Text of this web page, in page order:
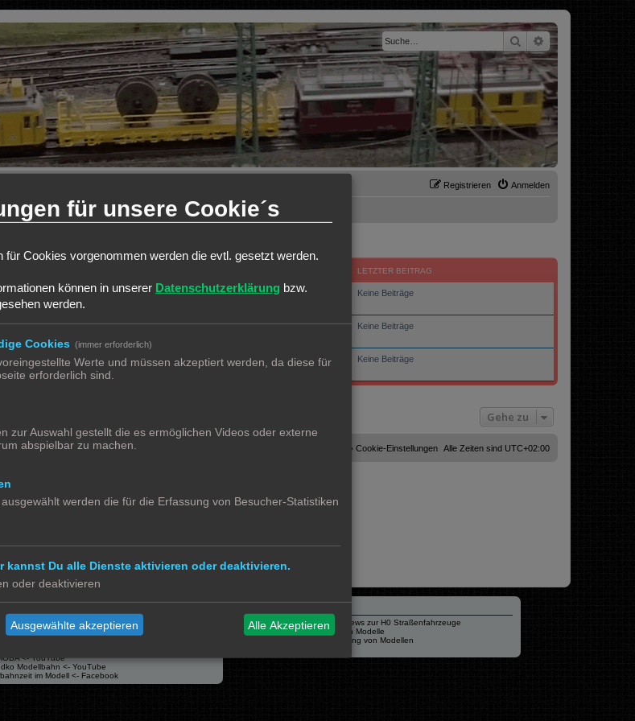
SucheErweiterte Suche
Anmelden
Registrieren
LETZTER BEITRAG
Keine Beiträge
Keine Beiträge
0 0 Keine Beiträge
Gehe zu
Alle Zeiten sind UTC+02:00
Cookie-Einstellungen
Deutsche Übersetzung durchphpBB.de
Media
TV <- YouTube
<- Instagram
<- YouTube
Modellbahn <- YouTube
im Modell <- Facebook
Verschiedenes
mo87.de Infos und News zur H0 Straßenfahrzeuge
Hamburger Hochbahn Modelle
Heiko Wolbink | Alterung von Modellen
für unsere Cookie´s
für Cookies vorgenommen werden die evtl. gesetzt werden.
können in unserer Datenschutzerklärung bzw.
werden.
Cookies (immer erforderlich)
Werte und müssen akzeptiert werden, da diese für
erforderlich sind.
zur Auswahl gestellt die es ermöglichen Videos oder externe
abspielbar zu machen.
werden die für die Erfassung von Besucher-Statistiken
kannst Du alle Dienste aktivieren oder deaktivieren.
oder deaktivieren
Ausgewählte akzeptieren Alle Akzeptieren